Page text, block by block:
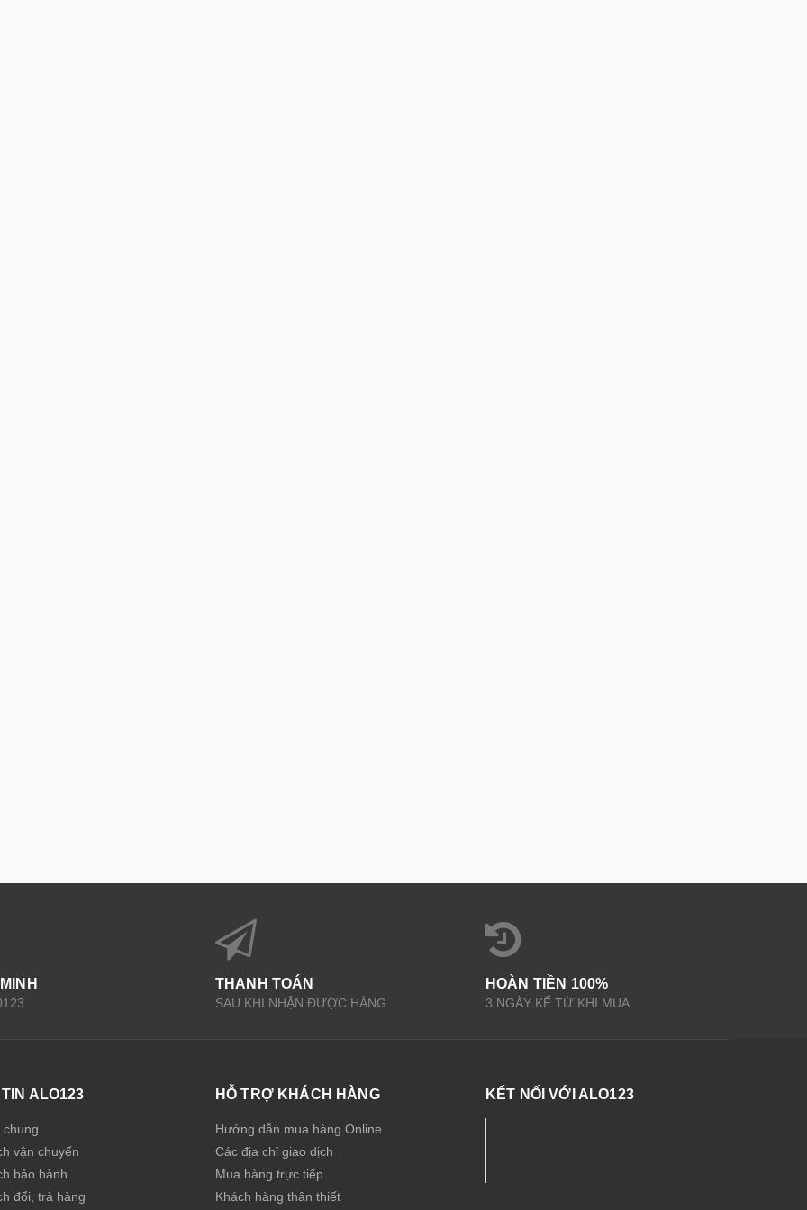
THANH TOÁN
SAU KHI NHẬN ĐƯỢC HÀNG
HOÀN TIỀN 100%
3 NGÀY KỂ TỪ KHI MUA
ALO123
chung
vận chuyển
bảo hành
đổi, trả hàng
HỖ TRỢ KHÁCH HÀNG
Hướng dẫn mua hàng Online
Các địa chỉ giao dịch
Mua hàng trực tiếp
Khách hàng thân thiết
KẾT NỐI VỚI ALO123